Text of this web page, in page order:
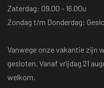
Zaterdag: 09.00 - 16.00u
Zondag t/m Donderdag:
Vanwege onze vakantie zijn
gesloten. Vanaf vrijdag 21
welkom.